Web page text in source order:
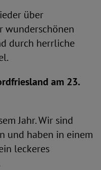
über
wunderschönen
durch herrliche
am 23.
Jahr. Wir sind
und haben in einem
leckeres